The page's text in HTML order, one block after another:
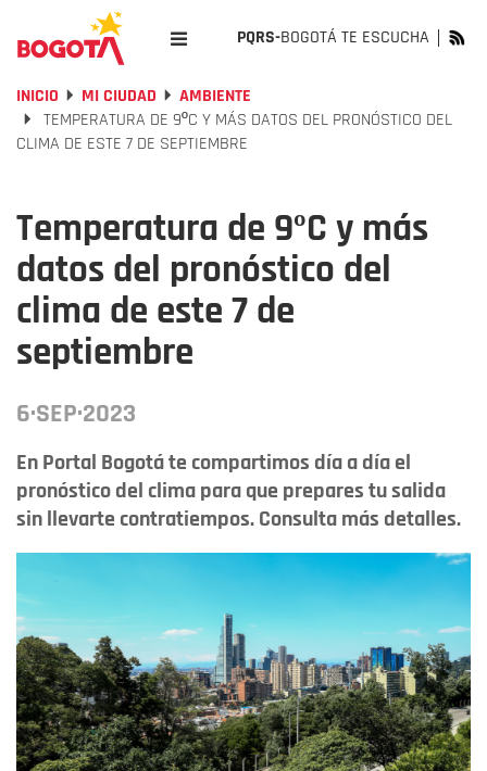
PQRS-BOGOTÁ TE ESCUCHA
INICIO MI CIUDAD
AMBIENTE
TEMPERATURA DE 9ºC Y MÁS DATOS DEL PRONÓSTICO DEL
CLIMA DE ESTE 7 DE SEPTIEMBRE
Temperatura de 9ºC y más
datos del pronóstico del
clima de este 7 de
septiembre
6·SEP·2023
En Portal Bogotá te compartimos día a día el
pronóstico del clima para que prepares tu salida
sin llevarte contratiempos. Consulta más detalles.